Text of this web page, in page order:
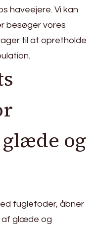
haveejere. Vi kan
besøger vores
til at opretholde
og
fuglefoder, åbner
af glæde og